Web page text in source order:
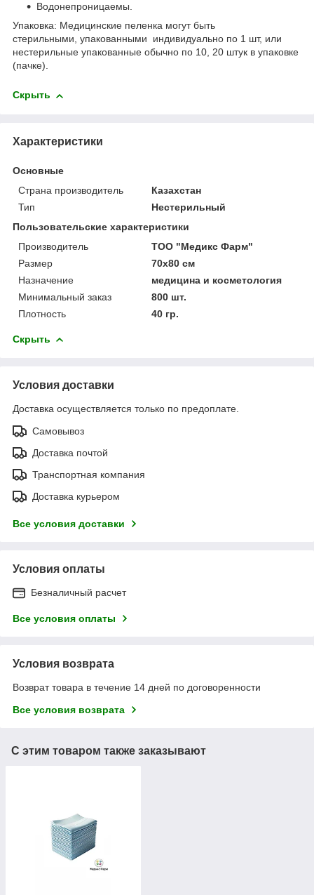
Водонепроницаемы.
Упаковка: Медицинские пеленка могут быть
стерильными, упакованными индивидуально по 1 шт, или
нестерильные упакованные обычно по 10, 20 штук в упаковке
(пачке).
Скрыть
Характеристики
Основные
Страна производитель
Казахстан
Тип
Нестерильный
Пользовательские характеристики
Производитель
ТОО "Медикс Фарм"
Размер
70х80 см
Назначение
медицина и косметология
Минимальный заказ
800 шт.
Плотность
40 гр.
Скрыть
Условия доставки
Доставка осуществляется только по предоплате.
Самовывоз
Доставка почтой
Транспортная компания
Доставка курьером
Все условия доставки
Условия оплаты
Безналичный расчет
Все условия оплаты
Условия возврата
Возврат товара в течение 14 дней по договоренности
Все условия возврата
С этим товаром также заказывают